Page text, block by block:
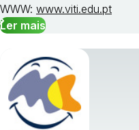
WWW: www.viti.edu.pt
Ler mais